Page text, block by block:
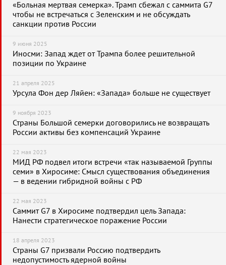
«Больная мертвая семерка». Трамп сбежал с саммита G7
чтобы не встречаться с Зеленским и не обсуждать
санкции против России
9 июня 2025
Иносми: Запад ждет от Трампа более решительной
позиции по Украине
21 апреля 2025
Урсула Фон дер Ляйен: «Запада» больше не существует
9 ноября 2023
Страны Большой семерки договорились не возвращать
России активы без компенсаций Украине
22 мая 2023
МИД РФ подвел итоги встречи «так называемой Группы
семи» в Хиросиме: Смысл существования объединения
— в ведении гибридной войны с РФ
22 мая 2023
Саммит G7 в Хиросиме подтвердил цель Запада:
Нанести стратегическое поражение России
18 апреля 2023
Страны G7 призвали Россию подтвердить
недопустимость ядерной войны